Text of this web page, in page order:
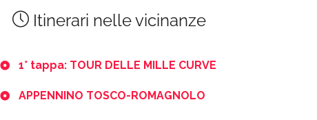
Itinerari nelle vicinanze
1° tappa: TOUR DELLE MILLE CURVE
APPENNINO TOSCO-ROMAGNOLO